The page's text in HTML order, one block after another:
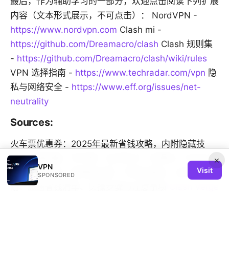
内容（文本形式展示，不可点击）： NordVPN -
https://www.nordvpn.com Clash mi -
https://github.com/Dreamacro/clash Clash 规则集
- https://github.com/Dreamacro/clash/wiki/rules
VPN 选择指南 - https://www.techradar.com/vpn 隐
私与网络安全 - https://www.eff.org/issues/net-
neutrality
Sources:
火车票优惠券：2025年最新省钱攻略，内附隐藏技
巧！全面收集、早鸟票、会员积分、优惠码、APP对
比、退改规则、跨城组合券、节假日避坑、出行路线规
划、旅途省钱清单、实操步骤与注意事项
×
VPN
SPONSORED
Visit